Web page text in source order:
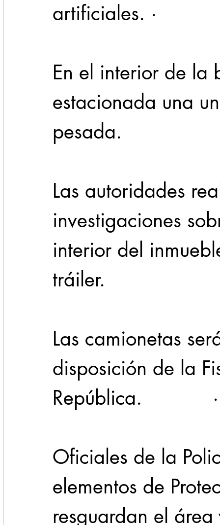
artificiales. ·
En el interior de la
estacionada una
pesada.
Las autoridades
investigaciones
interior del
tráiler.
Las camionetas
disposición de la
República.
Oficiales de la
elementos de
resguardan el